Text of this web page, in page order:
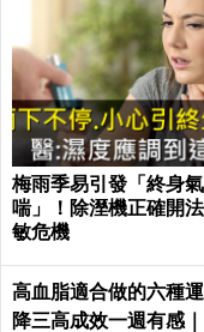
梅雨季易引發「終身氣
喘」！除溼機正確開
敏危機
高血脂適合做的六種
降三高成效一週有感